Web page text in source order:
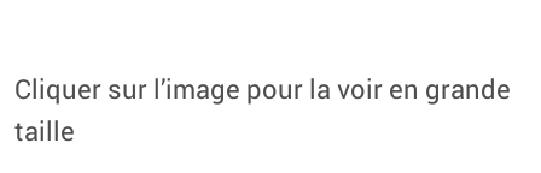
Cliquer sur l’image pour la voir en grande
taille